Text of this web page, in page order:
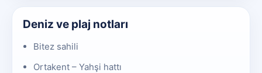
Deniz ve plaj notları
Bitez sahili
Ortakent – Yahşi hattı